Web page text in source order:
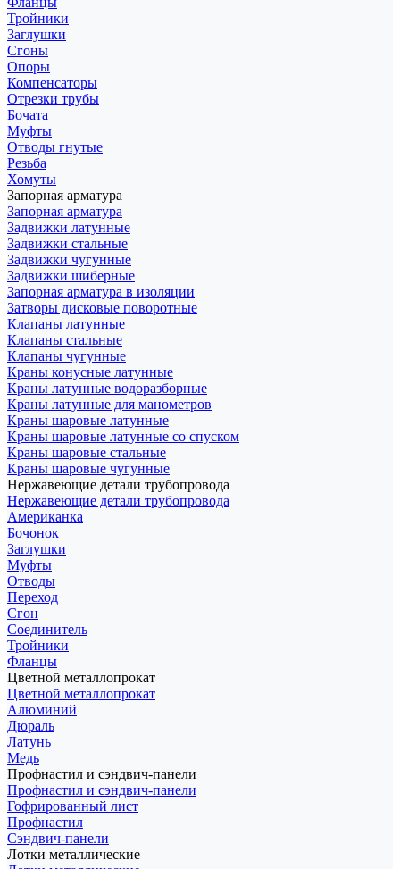
Тройники
Заглушки
Сгоны
Опоры
Компенсаторы
Отрезки трубы
Бочата
Муфты
Отводы гнутые
Резьба
Хомуты
Запорная арматура
Запорная арматура
Задвижки латунные
Задвижки стальные
Задвижки чугунные
Задвижки шиберные
Запорная арматура в изоляции
Затворы дисковые поворотные
Клапаны латунные
Клапаны стальные
Клапаны чугунные
Краны конусные латунные
Краны латунные водоразборные
Краны латунные для манометров
Краны шаровые латунные
Краны шаровые латунные со спуском
Краны шаровые стальные
Краны шаровые чугунные
Нержавеющие детали трубопровода
Нержавеющие детали трубопровода
Американка
Бочонок
Заглушки
Муфты
Отводы
Переход
Сгон
Соединитель
Тройники
Фланцы
Цветной металлопрокат
Цветной металлопрокат
Алюминий
Дюраль
Латунь
Медь
Профнастил и сэндвич-панели
Профнастил и сэндвич-панели
Гофрированный лист
Профнастил
Сэндвич-панели
Лотки металлические